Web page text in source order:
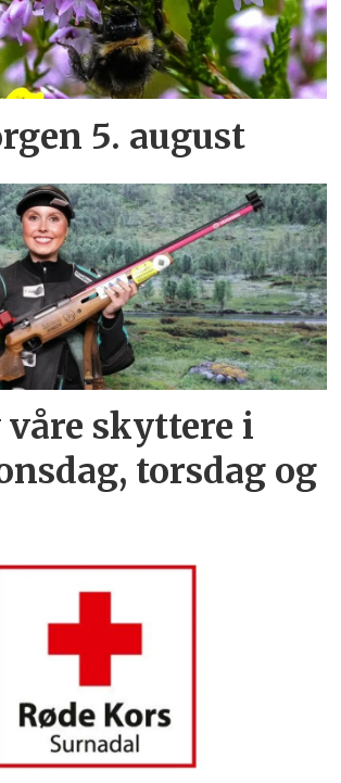
5. august
våre skyttere i
torsdag og